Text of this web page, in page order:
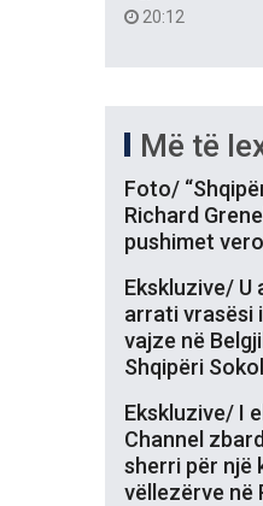
20:12
Më të
Foto/
Richard
pushimet
Ekskluzive/ U
arrati vrasësi
vajze në
Shqipëri
Ekskluzive/ I
Channel
sherri për një
vëllezërve në